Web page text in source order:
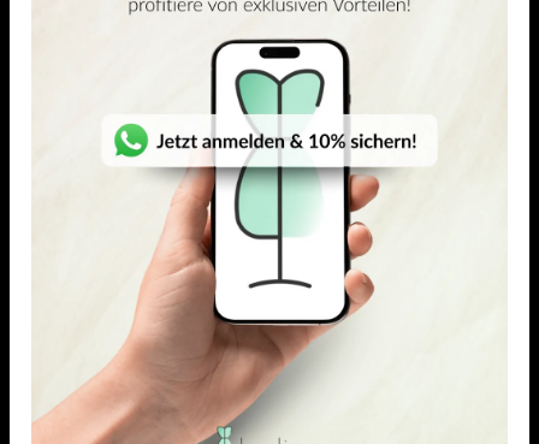
out of 5
(2)
VISKOSE-ELASTAN JERSEY
Gocciolare II
€ 23,18 26,95€
/ Meter
inkl. MwSt. zzgl.
Versandkosten
5.00out of 5
VISKOSE-ELASTAN JERSEY
Versandkosten